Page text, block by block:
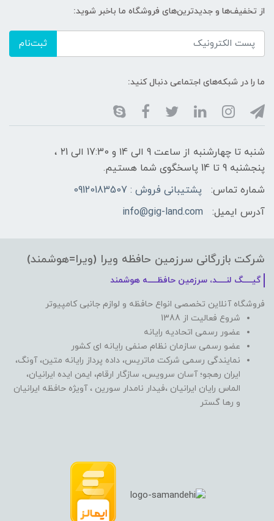
از تخفیف‌ها و جدیدترین‌های فروشگاه ما باخبر شوید:
ثبت‌نام
ما را در شبکه‌های اجتماعی دنبال کنید:
شنبه تا چهارشنبه از ساعت 9 الی ۱4 و 17:30 الی ۲1 ،
پنجشنبه 9 تا 14 پاسخگوی شما هستیم.
شماره تماس:
پشتیبانی فروش : 09120183507
آدرس ایمیل:
info@gig-land.com
شرکت بازرگانی سرزمین حافظه ویرا (ویرا=هوشمند)
گیـــــگ لنـــــد، سرزمین حافظـــــه هوشمند
فروشگاه آنلاین تخصصی انواع حافظه و لوازم جانبی کامپیوتر
شروع فعالیت از 1388
عضور رسمی اتحادیه رایانه
عضو رسمی سازمان نظام صنفی رایانه ای کشور
نمایندگی رسمی شرکت ماتریس، داده پرداز رایانه متین، آونگ،
ایران رهجو؛ آسان سرویس، سازگار ارقام، ایمن ایده ایرانیان،
الماس رایان ایرانیان ،فیدار نامدار سورین ، آویژه حافظه ایرانیان
و رها گستر